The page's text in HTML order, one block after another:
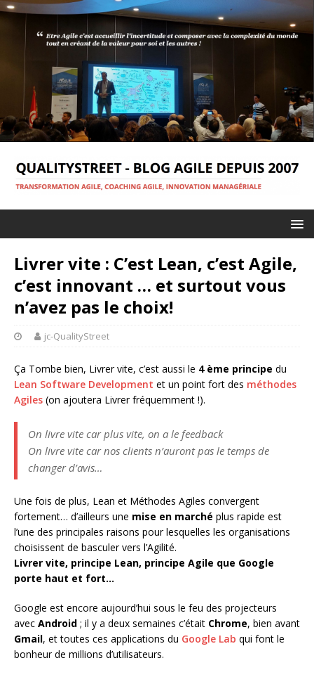
Livrer vite : C’est Lean, c’est Agile,
c’est innovant … et surtout vous
n’avez pas le choix!
jc-QualityStreet
Ça Tombe bien, Livrer vite, c’est aussi le 4 ème principe du
Lean Software Development et un point fort des méthodes
Agiles (on ajoutera Livrer fréquemment !).
On livre vite car plus vite, on a le feedback
On livre vite car nos clients n’auront pas le temps de
changer d’avis…
Une fois de plus, Lean et Méthodes Agiles convergent
fortement… d’ailleurs une mise en marché plus rapide est
l’une des principales raisons pour lesquelles les organisations
choisissent de basculer vers l’Agilité.
Livrer vite, principe Lean, principe Agile que Google
porte haut et fort…
Google est encore aujourd’hui sous le feu des projecteurs
avec Android ; il y a deux semaines c’était Chrome, bien avant
Gmail, et toutes ces applications du Google Lab qui font le
bonheur de millions d’utilisateurs.